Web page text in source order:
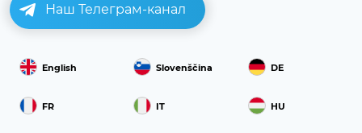
Наш Телеграм-канал
English Slovenščina DE
FR IT HU